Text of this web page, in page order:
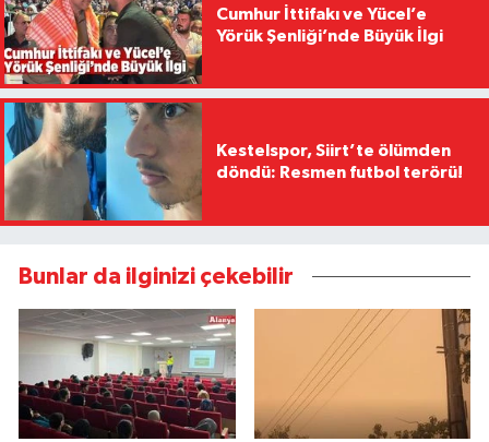
Cumhur İttifakı ve Yücel’e
Yörük Şenliği’nde Büyük İlgi
Kestelspor, Siirt’te ölümden
döndü: Resmen futbol terörü!
Bunlar da ilginizi çekebilir